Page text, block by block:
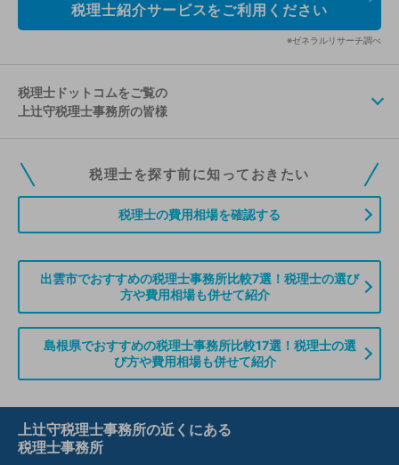
税理士紹介サービスをご利用ください
※ゼネラルリサーチ調べ
税理士ドットコムをご覧の
上辻守税理士事務所の皆様
税理士ドットコムの無料会員にご登録いただくと、貴事務所の情報を編集し
ていただくことができます。また、税理士をお探しの方との接点をご提供す
無料登録のご案内はこちら
税理士を探す前に知っておきたい
税理士の費用相場を確認する
出雲市でおすすめの税理士事務所比較7選！税理士の選び
方や費用相場も併せて紹介
島根県でおすすめの税理士事務所比較17選！税理士の選
び方や費用相場も併せて紹介
上辻守税理士事務所の近くにある
税理士事務所